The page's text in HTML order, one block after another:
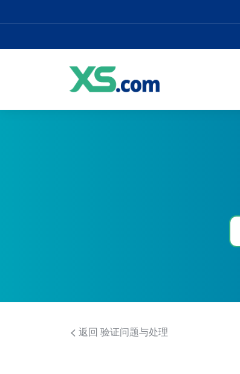
返回 验证问题与处理